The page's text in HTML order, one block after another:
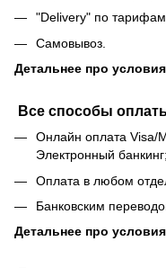
"Delivery" по тарифам
Самовывоз.
Детальнее про
Все способы
Онлайн оплата Visa/
Электронный банкинг;
Оплата в любом
Банковским
Детальнее про